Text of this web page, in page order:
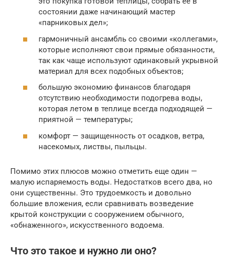
состоянии даже начинающий мастер
«парниковых дел»;
гармоничный ансамбль со своими «коллегами»,
которые исполняют свои прямые обязанности,
так как чаще используют одинаковый укрывной
материал для всех подобных объектов;
большую экономию финансов благодаря
отсутствию необходимости подогрева воды,
которая летом в теплице всегда подходящей —
приятной — температуры;
комфорт — защищенность от осадков, ветра,
насекомых, листвы, пыльцы.
Помимо этих плюсов можно отметить еще один —
малую испаряемость воды. Недостатков всего два, но
они существенны. Это трудоемкость и довольно
большие вложения, если сравнивать возведение
крытой конструкции с сооружением обычного,
«обнаженного», искусственного водоема.
Что это такое и нужно ли оно?